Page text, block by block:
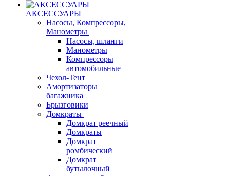
АКСЕССУАРЫ
Насосы, Компрессоры,
Манометры
Насосы, шланги
Манометры
Компрессоры
автомобильные
Чехол-Тент
Амортизаторы
багажника
Брызговики
Домкраты
Домкрат реечный
Домкраты
Домкрат
ромбический
Домкрат
бутылочный